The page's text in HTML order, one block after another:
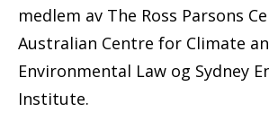
medlem av The Ross Parsons
Australian Centre for Climate
Environmental Law og Sydney
Institute.